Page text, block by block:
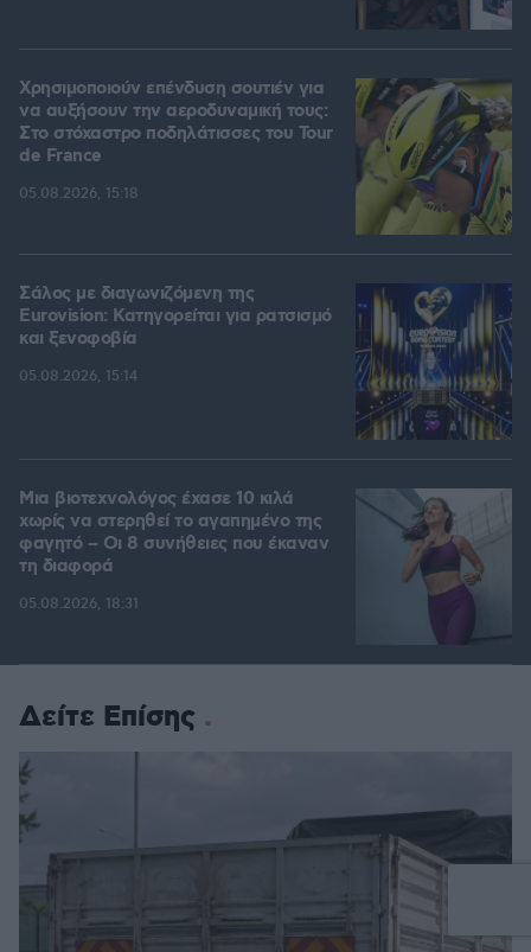
Χρησιμοποιούν επένδυση σουτιέν για
να αυξήσουν την αεροδυναμική τους:
Στο στόχαστρο ποδηλάτισσες του Tour
de France
05.08.2026, 15:18
Σάλος με διαγωνιζόμενη της
Eurovision: Κατηγορείται για ρατσισμό
και ξενοφοβία
05.08.2026, 15:14
Μια βιοτεχνολόγος έχασε 10 κιλά
χωρίς να στερηθεί το αγαπημένο της
φαγητό – Οι 8 συνήθειες που έκαναν
τη διαφορά
05.08.2026, 18:31
Δείτε Επίσης